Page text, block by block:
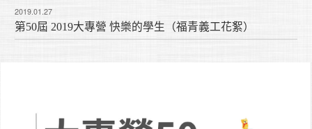
2019.01.27
第50屆 2019大專營 快樂的學生（福青義工花絮）